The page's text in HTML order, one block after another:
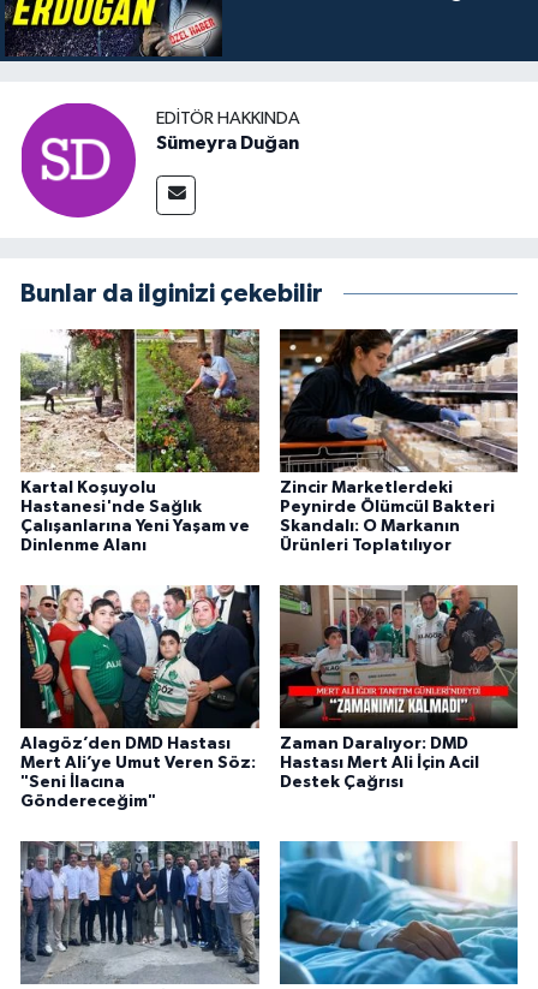
EDITÖR HAKKINDA
Sümeyra Duğan
Bunlar da ilginizi çekebilir
Kartal Koşuyolu
Hastanesi'nde Sağlık
Çalışanlarına Yeni Yaşam ve
Dinlenme Alanı
Zincir Marketlerdeki
Peynirde Ölümcül Bakteri
Skandalı: O Markanın
Ürünleri Toplatılıyor
Alagöz’den DMD Hastası
Mert Ali’ye Umut Veren Söz:
"Seni İlacına
Göndereceğim"
Zaman Daralıyor: DMD
Hastası Mert Ali İçin Acil
Destek Çağrısı